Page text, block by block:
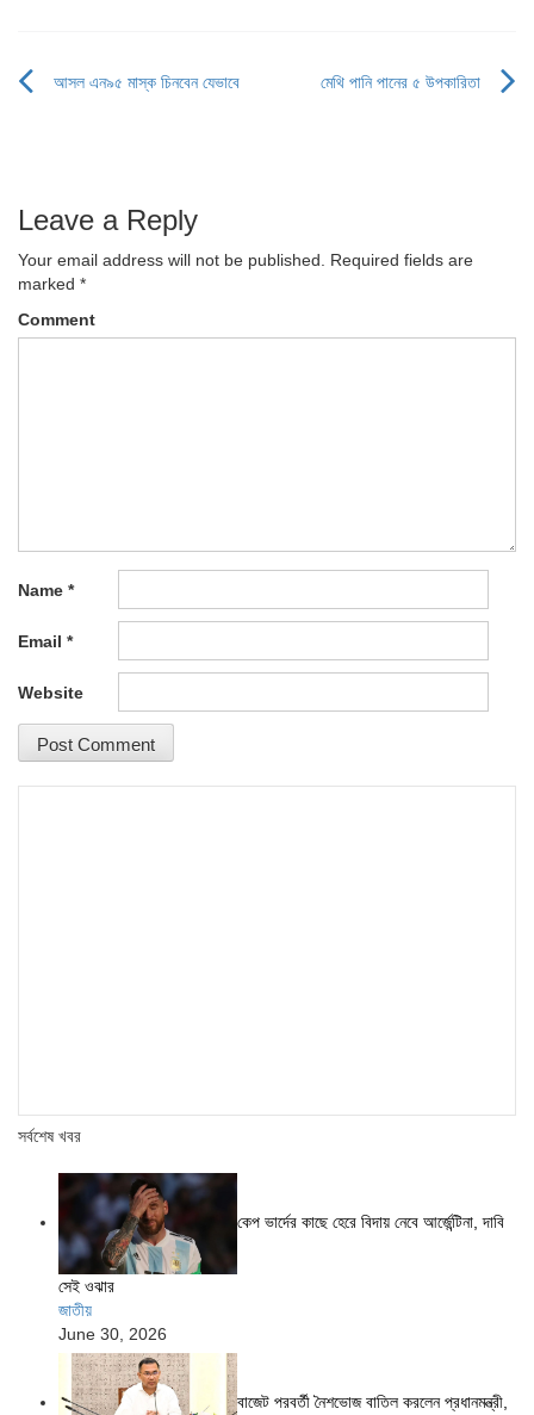
আসল এন৯৫ মাস্ক চিনবেন যেভাবে মেথি পানি পানের ৫ উপকারিতা
Leave a Reply
Your email address will not be published. Required fields are
marked *
Comment
Name *
Email *
Website
সর্বশেষ খবর
কেপ ভার্দের কাছে হেরে বিদায় নেবে আর্জেন্টিনা, দাবি
সেই ওঝার
জাতীয়
June 30, 2026
বাজেট পরবর্তী নৈশভোজ বাতিল করলেন প্রধানমন্ত্রী,